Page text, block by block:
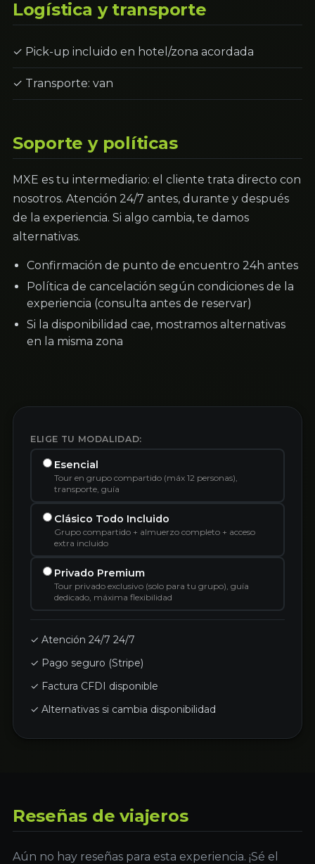
Logística y transporte
✓ Pick-up incluido en hotel/zona acordada
✓ Transporte: van
Soporte y políticas
MXE es tu intermediario: el cliente trata directo con
nosotros. Atención 24/7 antes, durante y después
de la experiencia. Si algo cambia, te damos
alternativas.
Confirmación de punto de encuentro 24h antes
Política de cancelación según condiciones de la
experiencia (consulta antes de reservar)
Si la disponibilidad cae, mostramos alternativas
en la misma zona
ELIGE TU MODALIDAD:
Esencial
Tour en grupo compartido (máx 12 personas),
transporte, guía
Clásico Todo Incluido
Grupo compartido + almuerzo completo + acceso
extra incluido
Privado Premium
Tour privado exclusivo (solo para tu grupo), guía
dedicado, máxima flexibilidad
✓ Atención 24/7 24/7
✓ Pago seguro (Stripe)
✓ Factura CFDI disponible
✓ Alternativas si cambia disponibilidad
Reseñas de viajeros
Aún no hay reseñas para esta experiencia. ¡Sé el